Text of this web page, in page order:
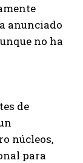
anunciado
no ha
de
núcleos,
para